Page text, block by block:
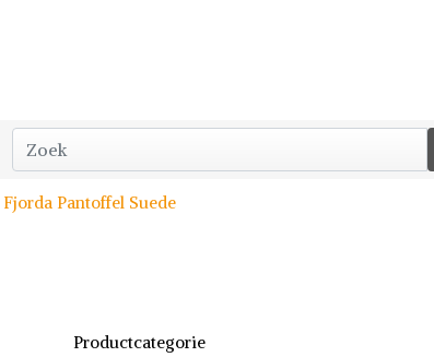
Fjorda Pantoffel Suede
Productcategorie